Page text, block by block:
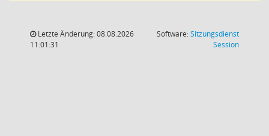
Letzte Änderung: 08.08.2026
11:01:31
Software:Sitzungsdienst
Session(Wird in